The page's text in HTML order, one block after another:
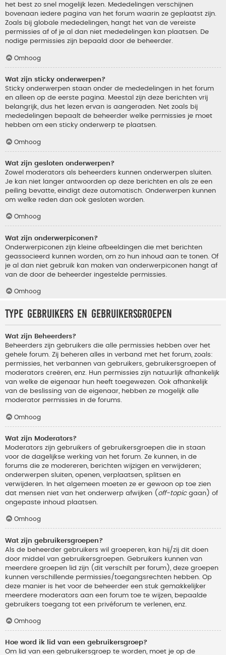
het best zo snel mogelijk lezen. Mededelingen verschijnen
bovenaan iedere pagina van het forum waarin ze geplaatst zijn.
Zoals bij globale mededelingen, hangt het van de vereiste
permissies af of je al dan niet mededelingen kan plaatsen. De
nodige permissies zijn bepaald door de beheerder.
Omhoog
Wat zijn sticky onderwerpen?
Sticky onderwerpen staan onder de mededelingen in het forum
en alleen op de eerste pagina. Meestal zijn deze berichten vrij
belangrijk, dus het lezen ervan is aangeraden. Net zoals bij
mededelingen bepaalt de beheerder welke permissies je moet
hebben om een sticky onderwerp te plaatsen.
Omhoog
Wat zijn gesloten onderwerpen?
Zowel moderators als beheerders kunnen onderwerpen sluiten.
Je kan niet langer antwoorden op deze berichten en als ze een
peiling bevatte, eindigt deze automatisch. Onderwerpen kunnen
om welke reden dan ook gesloten worden.
Omhoog
Wat zijn onderwerpiconen?
Onderwerpiconen zijn kleine afbeeldingen die met berichten
geassocieerd kunnen worden, om zo hun inhoud aan te tonen. Of
je al dan niet gebruik kan maken van onderwerpiconen hangt af
van de door de beheerder ingestelde permissies.
Omhoog
Type gebruikers en gebruikersgroepen
Wat zijn Beheerders?
Beheerders zijn gebruikers die alle permissies hebben over het
gehele forum. Zij beheren alles in verband met het forum, zoals:
permissies, het verbannen van gebruikers, gebruikersgroepen of
moderators creëren, enz. Hun permissies zijn natuurlijk afhankelijk
van welke de eigenaar hun heeft toegewezen. Ook afhankelijk
van de beslissing van de eigenaar, hebben ze mogelijk alle
moderator permissies in de forums.
Omhoog
Wat zijn Moderators?
Moderators zijn gebruikers of gebruikersgroepen die in staan
voor de dagelijkse werking van het forum. Ze kunnen, in de
forums die ze modereren, berichten wijzigen en verwijderen;
onderwerpen sluiten, openen, verplaatsen, splitsen en
verwijderen. In het algemeen moeten ze er gewoon op toe zien
dat mensen niet van het onderwerp afwijken ( off-topicgaan) of
ongepaste inhoud plaatsen.
Omhoog
Wat zijn gebruikersgroepen?
Als de beheerder gebruikers wil groeperen, kan hij/zij dit doen
door middel van gebruikersgroepen. Gebruikers kunnen van
meerdere groepen lid zijn (dit verschilt per forum), deze groepen
kunnen verschillende permissies/toegangsrechten hebben. Op
deze manier is het voor de beheerder een stuk gemakkelijker
meerdere moderators aan een forum toe te wijzen, bepaalde
gebruikers toegang tot een privéforum te verlenen, enz.
Omhoog
Hoe word ik lid van een gebruikersgroep?
Om lid van een gebruikersgroep te worden, moet je op de